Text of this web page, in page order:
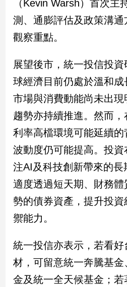
（Kevin Warsh）首次主
測、通膨評估及政策溝
觀察重點。
展望後市，統一投信投
球經濟目前仍處於溫和
市場與消費動能尚未出
趨勢亦持續推進。然而，
利率高檔環境可能延續
波動度仍可能提高。投
注AI及科技創新帶來的
適度透過短天期、財務
勢的債券資產，提升投
禦能力。
統一投信亦表示，若看
材，可留意統一奔騰基
金及統一全天候基金；